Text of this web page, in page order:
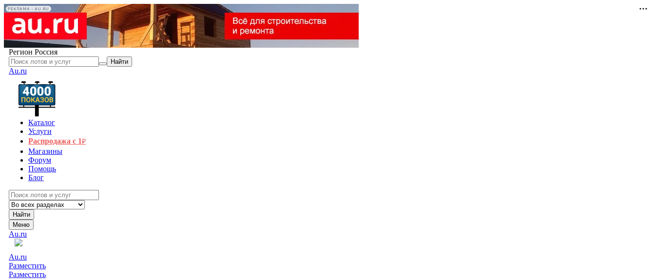
РЕКЛАМА • AU.RU
Регион Россия
Найти
Au.ru
Каталог
Услуги
Распродажа с 1₽
Магазины
Форум
Помощь
Блог
Найти
Меню
Au.ru
Au.ru
Разместить
Разместить